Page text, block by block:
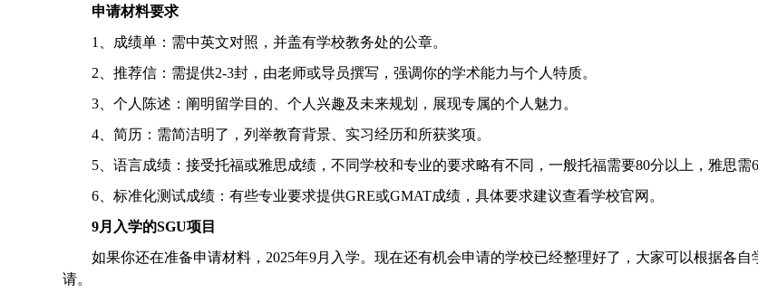
申请材料要求
1、成绩单：需中英文对照，并盖有学校教务处的公章。
2、推荐信：需提供2-3封，由老师或导员撰写，强调你的学术能力与个人特质。
3、个人陈述：阐明留学目的、个人兴趣及未来规划，展现专属的个人魅力。
4、简历：需简洁明了，列举教育背景、实习经历和所获奖项。
5、语言成绩：接受托福或雅思成绩，不同学校和专业的要求略有不同，一般托福需要80分以上，雅思需
6、标准化测试成绩：有些专业要求提供GRE或GMAT成绩，具体要求建议查看学校官网。
9月入学的SGU项目
如果你还在准备申请材料，2025年9月入学。现在还有机会申请的学校已经整理好了，大家可以根据各自
请。